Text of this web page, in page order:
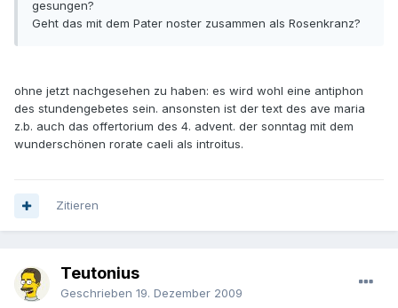
gesungen?
Geht das mit dem Pater noster zusammen als Rosenkranz?
ohne jetzt nachgesehen zu haben: es wird wohl eine antiphon
des stundengebetes sein. ansonsten ist der text des ave maria
z.b. auch das offertorium des 4. advent. der sonntag mit dem
wunderschönen rorate caeli als introitus.
Zitieren
Teutonius
Geschrieben 19. Dezember 2009